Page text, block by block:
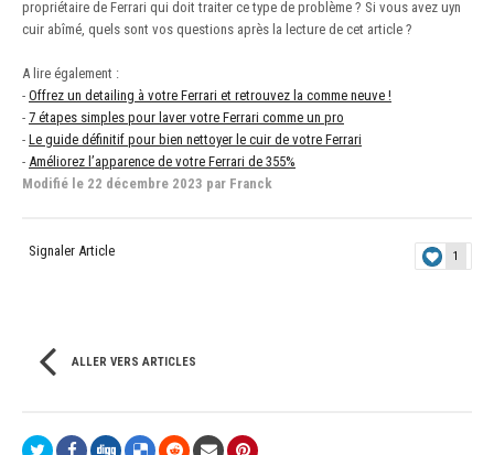
propriétaire de Ferrari qui doit traiter ce type de problème ? Si vous avez uyn
cuir abîmé, quels sont vos questions après la lecture de cet article ?
A lire également :
- Offrez un detailing à votre Ferrari et retrouvez la comme neuve !
- 7 étapes simples pour laver votre Ferrari comme un pro
- Le guide définitif pour bien nettoyer le cuir de votre Ferrari
- Améliorez l’apparence de votre Ferrari de 355%
Modifié le 22 décembre 2023 par Franck
1
Signaler Article
ALLER VERS ARTICLES